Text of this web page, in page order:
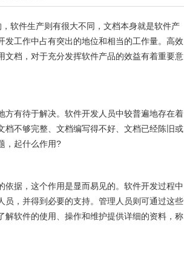
软件生产则有很大不同，文档本身就是软件产
工作中占有突出的地位和相当的工作量。高效
档，对于充分发挥软件产品的效益有着重要意
有待于解决。软件开发人员中较普遍地存在着
不够完整、文档编写得不好、文档已经陈旧或
，起什么作用?
据，这个作用是显而易见的。软件开发过程中
，并得到必要的支持。管理人员则可通过这些
软件的使用、操作和维护提供详细的资料，称